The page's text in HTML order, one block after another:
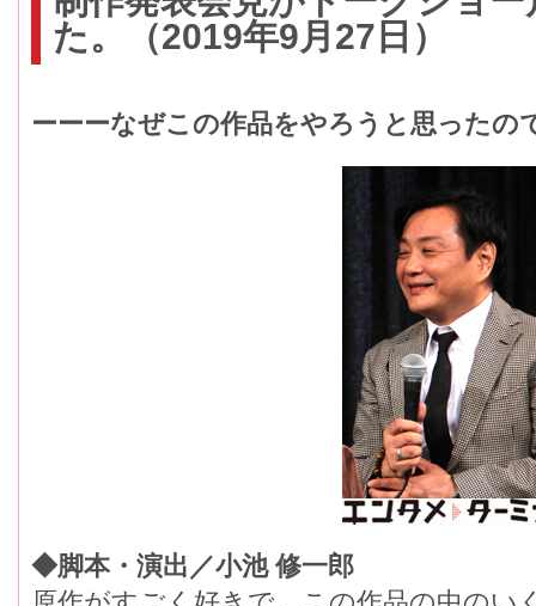
た。（2019年9月27日）
ーーーなぜこの作品をやろうと思ったの
◆脚本・演出／小池 修一郎